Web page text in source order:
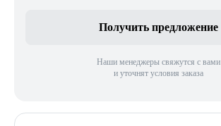
Получить предложение
Наши менеджеры свяжутся с вами
и уточнят условия заказа